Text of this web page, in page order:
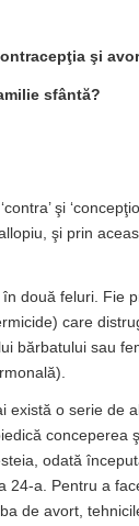
şi
sfântă?
şi
şi prin
două feluri. Fie
care
bărbatului sau
există o serie de
conceperea
odată
a. Pentru a
de avort,